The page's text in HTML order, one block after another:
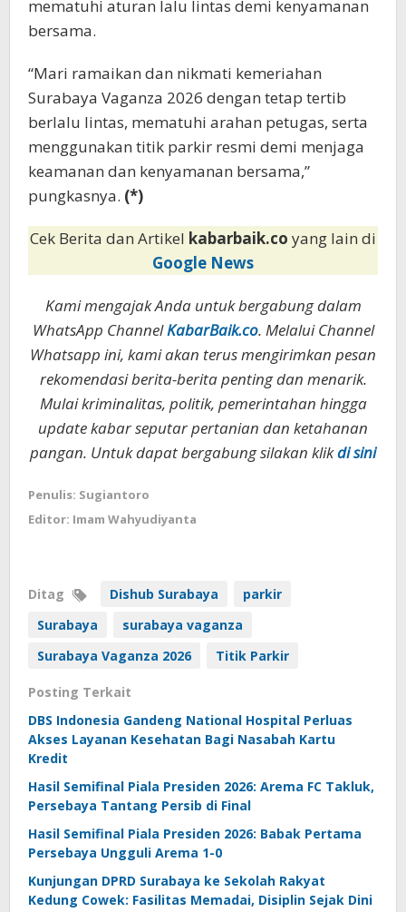
mematuhi aturan lalu lintas demi kenyamanan
bersama.
“Mari ramaikan dan nikmati kemeriahan
Surabaya Vaganza 2026 dengan tetap tertib
berlalu lintas, mematuhi arahan petugas, serta
menggunakan titik parkir resmi demi menjaga
keamanan dan kenyamanan bersama,”
pungkasnya. (*)
Cek Berita dan Artikel kabarbaik.co yang lain di
Google News
Kami mengajak Anda untuk bergabung dalam
WhatsApp ChannelKabarBaik.co. Melalui Channel
Whatsapp ini, kami akan terus mengirimkan pesan
rekomendasi berita-berita penting dan menarik.
Mulai kriminalitas, politik, pemerintahan hingga
update kabar seputar pertanian dan ketahanan
pangan. Untuk dapat bergabung silakan klikdi sini
Penulis: Sugiantoro
Editor: Imam Wahyudiyanta
Ditag Dishub Surabaya
parkir
Surabaya
surabaya vaganza
Surabaya Vaganza 2026
Titik Parkir
Posting Terkait
DBS Indonesia Gandeng National Hospital Perluas
Akses Layanan Kesehatan Bagi Nasabah Kartu
Kredit
Hasil Semifinal Piala Presiden 2026: Arema FC Takluk,
Persebaya Tantang Persib di Final
Hasil Semifinal Piala Presiden 2026: Babak Pertama
Persebaya Ungguli Arema 1-0
Kunjungan DPRD Surabaya ke Sekolah Rakyat
Kedung Cowek: Fasilitas Memadai, Disiplin Sejak Dini